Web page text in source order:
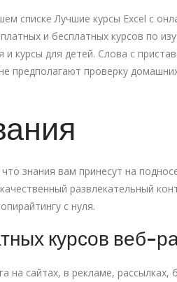
списке Лучшие курсы Excel с
и бесплатных курсов по
курсы для детей. Слова с
предполагают проверку
знания вам принесут на
развлекательный
с нуля.
курсов веб-
на сайтах, в рекламе,